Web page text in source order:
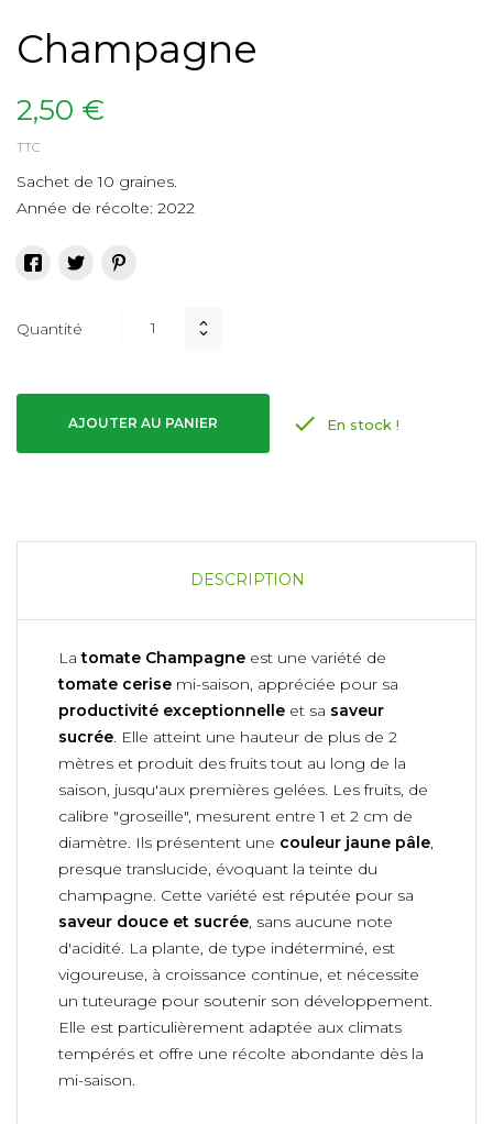
Champagne
2,50 €
TTC
Sachet de 10 graines.
Année de récolte: 2022
Quantité
AJOUTER AU PANIER  En stock !
DESCRIPTION
Latomate Champagne est une variété de
tomate cerise mi-saison, appréciée pour sa
productivité exceptionnelle et sa saveur
sucrée. Elle atteint une hauteur de plus de 2
mètres et produit des fruits tout au long de la
saison, jusqu'aux premières gelées. Les fruits, de
calibre "groseille", mesurent entre 1 et 2 cm de
diamètre. Ils présentent une couleur jaune pâle,
presque translucide, évoquant la teinte du
champagne. Cette variété est réputée pour sa
saveur douce et sucrée, sans aucune note
d'acidité. La plante, de type indéterminé, est
vigoureuse, à croissance continue, et nécessite
un tuteurage pour soutenir son développement.
Elle est particulièrement adaptée aux climats
tempérés et offre une récolte abondante dès la
mi-saison.